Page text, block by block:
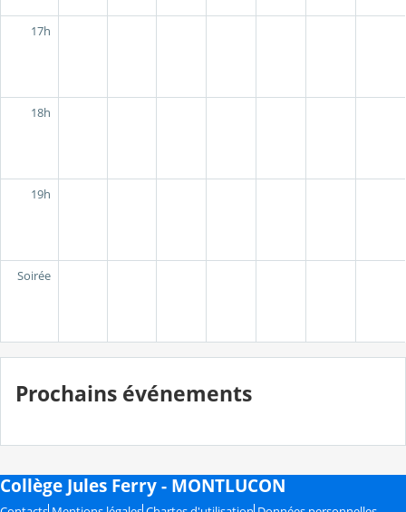
17h
18h
19h
Soirée
Prochains événements
Collège Jules Ferry - MONTLUCON